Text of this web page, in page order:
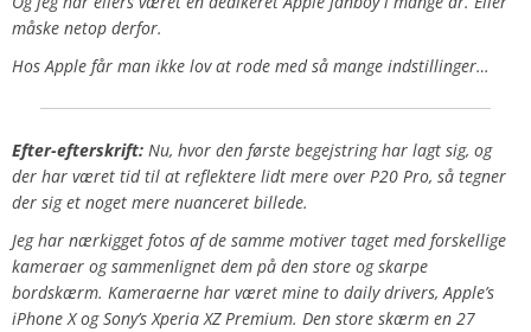
måske netop derfor.
Hos Apple får man ikke lov at rode med så mange indstillinger…
Efter-efterskrift: Nu, hvor den første begejstring har lagt sig, og
der har været tid til at reflektere lidt mere over P20 Pro, så tegner
der sig et noget mere nuanceret billede.
Jeg har nærkigget fotos af de samme motiver taget med forskellige
kameraer og sammenlignet dem på den store og skarpe
bordskærm. Kameraerne har været mine to daily drivers, Apple’s
iPhone X og Sony’s Xperia XZ Premium. Den store skærm en 27